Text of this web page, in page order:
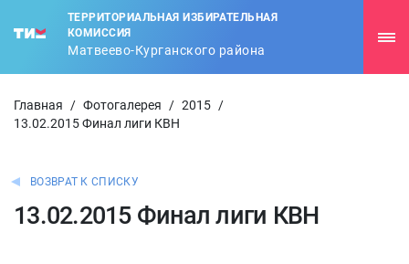
ТЕРРИТОРИАЛЬНАЯ ИЗБИРАТЕЛЬНАЯ
КОМИССИЯ
Матвеево-Курганского района
Главная / Фотогалерея / 2015 /
13.02.2015 Финал лиги КВН
ВОЗВРАТ К СПИСКУ
13.02.2015 Финал лиги КВН